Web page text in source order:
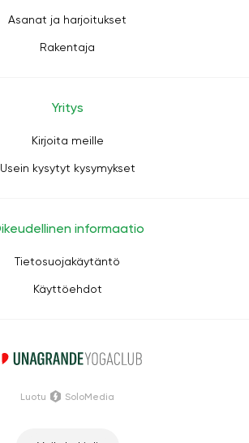
Asanat ja harjoitukset
Rakentaja
Yritys
Kirjoita meille
Usein kysytyt kysymykset
informaatio
Tietosuojakäytäntö
Käyttöehdot
Luotu SoloMedia